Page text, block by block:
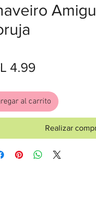
4.99
al carrito
Realizar